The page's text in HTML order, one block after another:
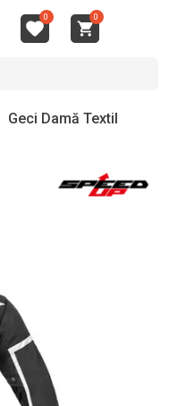
0 0
Geci Damă Textil